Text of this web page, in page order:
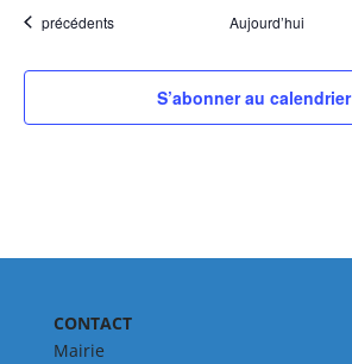
Évènements
précédents Aujourd’hui
S’abonner au calendrier
CONTACT
Mairie